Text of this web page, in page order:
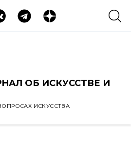
ОБ ИСКУССТВЕ И
ИСКУССТВА